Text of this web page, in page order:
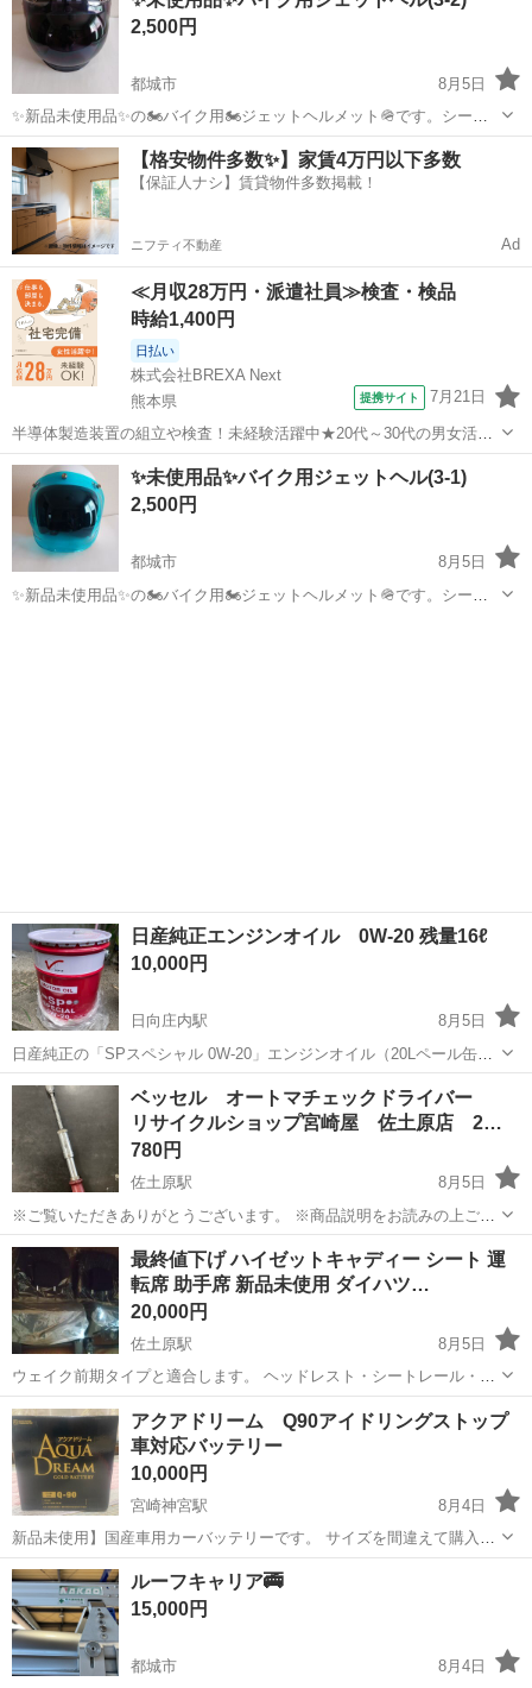
2,500円
都城市
8月5日
✨新品未使用品✨の🏍️バイク用🏍️ジェットヘルメット🪖です。シール
ド付きです。🙇‍♀️サイズはフリーです😌💓
宮崎 都城市 セーフティ、チャイルドシート ジェット
【格安物件多数✨】家賃4万円以下多数
【保証人ナシ】賃貸物件多数掲載！
ニフティ不動産 Ad
≪月収28万円・派遣社員≫検査・検品
時給1,400円
日払い
株式会社BREXA Next
熊本県
提携サイト 7月21日
半導体製造装置の組立や検査！未経験活躍中★20代～30代の男女活躍
中★ワンルーム寮完備！赴任旅費会社負担！マイカー通勤OK！無料駐
車場あり！正社員登用あり！《熊本県菊池郡大津町》 人気の工場のお
仕事 ◇半導体製造装置の組立...
熊本 その他
✨未使用品✨バイク用ジェットヘル(3-1)
2,500円
都城市
8月5日
✨新品未使用品✨の🏍️バイク用🏍️ジェットヘルメット🪖です。シール
日産純正エンジンオイル 0W-20 残量16ℓ
10,000円
日向庄内駅
8月5日
日産純正の「SPスペシャル 0W-20」エンジンオイル（20Lペール缶）
です。 ガソリン車専用の全合成油で、最新規格API SPに適合していま
す。 品番は「KLAPC-00202」で、省燃費性能に優れた低粘度オイルで
す。 ...
宮崎 都城市 メンテナンス用品
ベッセル オートマチェックドライバー
リサイクルショップ宮崎屋 佐土原店 2…
780円
佐土原駅
8月5日
※ご覧いただきありがとうございます。 ※商品説明をお読みの上ご納
得の上でご購入お願い致します。 商品名：ベッセル オートマチェッ
クドライバー 状態： 中古 ※現物ご確認の上ご判断ください。 ※お
値下げはご...
宮崎 宮崎市 佐土原駅 メンテナンス用品
最終値下げ ハイゼットキャディー シート 運
転席 助手席 新品未使用 ダイハツ…
20,000円
佐土原駅
8月5日
ウェイク前期タイプと適合します。 ヘッドレスト・シートレール・レ
ールカバー(運転席のみ)付き 配達可能です。
宮崎 宮崎市 佐土原駅 助手席
アクアドリーム Q90アイドリングストップ
車対応バッテリー
10,000円
宮崎神宮駅
8月4日
新品未使用】国産車用カーバッテリーです。 サイズを間違えて購入し
てしまったため、お気持ち値引きでお譲りします。 お乗りの車のバッ
テリー型番をご確認の上、ご購入をお願いいたします。
━━━━━━━━━━━━━━━━━ ■ ...
宮崎 宮崎市 宮崎神宮駅 パーツ
ルーフキャリア🚎
15,000円
都城市
8月4日